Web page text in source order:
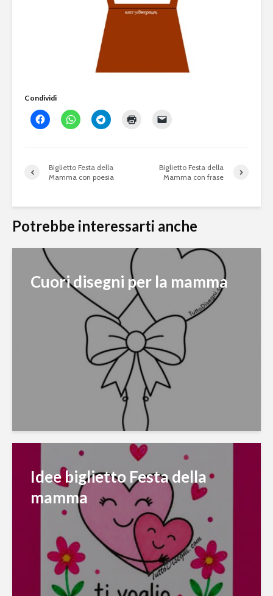
Condividi
Biglietto Festa della
Mamma con poesia
Biglietto Festa della
Mamma con frase
Potrebbe interessarti anche
Cuori disegni per la mamma
Idee biglietto Festa della
mamma